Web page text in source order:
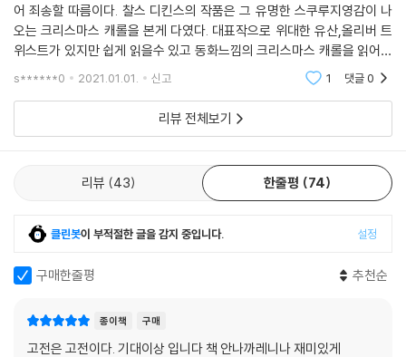
킨스 학자들은 ‘위대한 유산’ 대신 ‘막대한 유산’이라는 제목을 즐겨 사용하
기도 한다.
하지만 그동안 이 작품은 계속해서 ‘위대한 유산’으로 번역되어 출간되거
나 영화화되었다. 그리고 민음사에서 세계문학전집으로 출간된 이 작품 역
시 오랜 고민 끝에 기존의 작품들처럼 ‘위대한 유산’이라는 제목이 붙여졌
다. “‘막대한’이라는 수식어가 원제의 의미보다 너무 지나치게 많다는 느낌
을” 줄 뿐만 아니라 “‘막대한 유산’ 역시 ‘막대한 유산 상속 가능성’처럼 좀
더 길게 풀어쓰지 않는 한 그 자체로는 ‘위대한 유산’이나 마찬가지로 원제
의 의미를 정확히 옮기지 못한 것”이기 때문이다.
간적 성숙’이라는 정신적으로 ‘위대한’ 유산을 받는다는 작품 내용으로 볼
다.
어 죄송할 따름이다. 찰스 디킨스의 작품은 그 유명한 스쿠루지영감이 나
오는 크리스마스 캐롤을 본게 다였다. 대표작으로 위대한 유산,올리버 트
위스트가 있지만 쉽게 읽을수 있고 동화느낌의 크리스마스 캐롤을 읽어보
았었다.워낙 크리스마스 캐롤이 유명하니 안볼수가 없었다. 아마 전세계에
s******0 2021.01.01. 신고 1 댓글0
리뷰 전체보기
리뷰 43 한줄평 74
클린봇이 부적절한 글을 감지 중입니다. 설정
구매한줄평 추천순
종이책 구매
고전은 고전이다. 기대이상 입니다 책 안나까레니나 재미있게